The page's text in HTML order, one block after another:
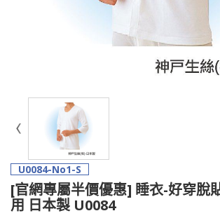
U0084-No1-S
[官網專屬半價優惠] 睡衣-好穿脫
用 日本製 U0084